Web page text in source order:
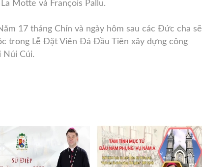
Motte và François Pallu.
17 tháng Chín và ngày hôm sau các Đức cha sẽ
trong Lễ Đặt Viên Đá Đầu Tiên xây dựng công
Núi Cúi.